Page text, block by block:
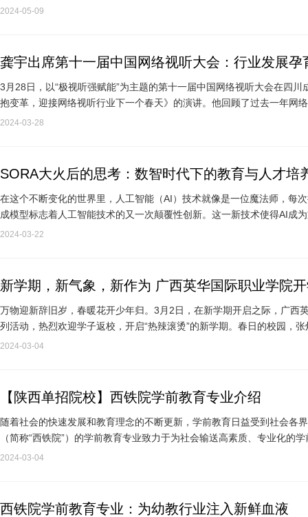
园”的更多期待。一…
2024-05-09
龚宇出席第十一届中国网络视听大会：行业发展
3月28日，以“极视听强赋能”为主题的第十一届中国网络视听大会在四
抱变革，迎接网络视听行业下一个春天》的演讲。他回顾了过去一年网
个机会”。龚宇…
2024-03-28
SORA大火后的思考：数智时代下的教育与人才培
在这个不断变化的世界里，人工智能（AI）技术就像是一位魔法师，每
成模型标志着人工智能技术的又一次颠覆性创新。这一新技术使得AI成
让人眼前一亮的视频…
2024-03-22
新学期，新气象，新作为 广西英华国际职业学院
万物迎新辞旧岁，春暖花开少年归。3月2日，在新学期开启之际，广西
列活动，热烈欢迎学子返校，开启“热辣滚烫”的新学期。春日的校园，
景象。专业…
2024-03-04
【陕西单招院校】西铁院学前教育专业介绍
随着社会的快速发展和教育理念的不断更新，学前教育日益受到社会各
（简称“西铁院”）的学前教育专业致力于为社会输送高素质、专业化
业开设的学前教育…
2024-03-04
西铁院学前教育专业：为幼教行业注入新鲜血液